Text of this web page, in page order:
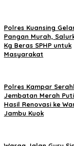
Polres Kuansing
Pangan Murah,
Kg Beras SPHP untuk
Masyarakat
Polres Kampar
Jembatan Merah
Hasil Renovasi ke
Jambu Kuok